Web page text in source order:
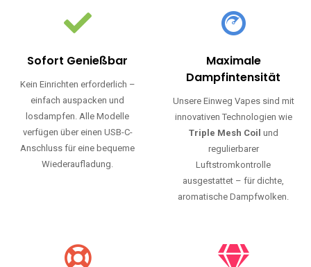
Sofort Genießbar
Kein Einrichten erforderlich –
einfach auspacken und
losdampfen. Alle Modelle
verfügen über einen USB-C-
Anschluss für eine bequeme
Wiederaufladung.
Maximale
Dampfintensität
Unsere Einweg Vapes sind mit
innovativen Technologien wie
Triple Mesh Coil und
regulierbarer
Luftstromkontrolle
ausgestattet – für dichte,
aromatische Dampfwolken.